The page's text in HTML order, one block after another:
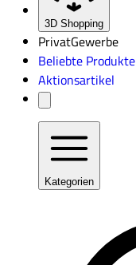
3D Shopping
PrivatGewerbe
Beliebte Produkte
Aktionsartikel
Kategorien